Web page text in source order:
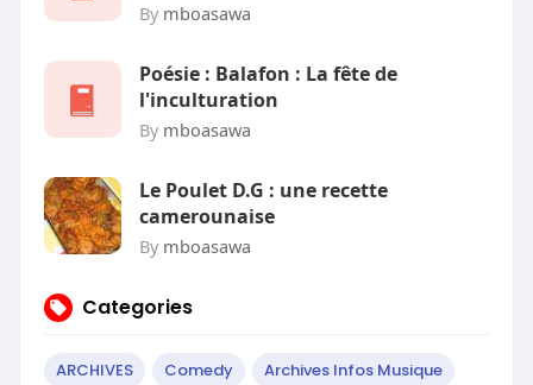
By mboasawa
Poésie : Balafon : La fête de
l'inculturation
By mboasawa
Le Poulet D.G : une recette
camerounaise
By mboasawa
Categories
ARCHIVES Comedy Archives Infos Musique